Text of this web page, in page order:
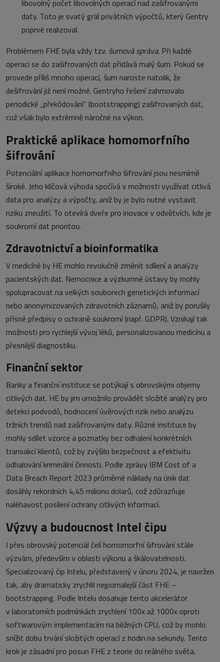
libovolný počet libovolných operací nad zašifrovanými
daty. Toto je svatý grál privátních výpočtů, který Gentry
poprvé realizoval.
Problémem FHE byla vždy tzv. šumová správa. Při každé
operaci se do zašifrovaných dat přidává malý šum. Pokud se
provede příliš mnoho operací, šum naroste natolik, že
dešifrování již není možné. Gentryho řešení zahrnovalo
periodické „překódování“ (bootstrapping) zašifrovaných dat,
což však bylo extrémně náročné na výkon.
Praktické aplikace homomorfního
šifrování
Potenciální aplikace homomorfního šifrování jsou nesmírně
široké. Jeho klíčová výhoda spočívá v možnosti využívat citlivá
data pro analýzy a výpočty, aniž by je bylo nutné vystavit
riziku zneužití. To otevírá dveře pro inovace v odvětvích, kde je
soukromí dat prioritou.
Zdravotnictví a bioinformatika
V medicíně by HE mohlo revolučně změnit sdílení a analýzy
pacientských dat. Nemocnice a výzkumné ústavy by mohly
spolupracovat na velkých souborech genetických informací
nebo anonymizovaných zdravotních záznamů, aniž by porušily
přísné předpisy o ochraně soukromí (např. GDPR). Vznikají tak
možnosti pro rychlejší vývoj léků, personalizovanou medicínu a
přesnější diagnostiku.
Finanční sektor
Banky a finanční instituce se potýkají s obrovskými objemy
citlivých dat. HE by jim umožnilo provádět složité analýzy pro
detekci podvodů, hodnocení úvěrových rizik nebo analýzu
tržních trendů nad zašifrovanými daty. Různé instituce by
mohly sdílet vzorce a poznatky bez odhalení konkrétních
transakcí klientů, což by zvýšilo bezpečnost a efektivitu
odhalování kriminální činnosti. Podle zprávy IBM Cost of a
Data Breach Report 2023 průměrné náklady na únik dat
dosáhly rekordních 4,45 milionu dolarů, což zdůrazňuje
naléhavost posílení ochrany citlivých informací.
Výzvy a budoucnost Intel čipu
I přes obrovský potenciál čelí homomorfní šifrování stále
výzvám, především v oblasti výkonu a škálovatelnosti.
Specializovaný čip Intelu, představený v únoru 2024, je navržen
tak, aby dramaticky zrychlil nejpomalejší část FHE –
bootstrapping. Podle Intelu dosahuje tento akcelerátor
v laboratorních podmínkách zrychlení 100x až 1000x oproti
softwarovým implementacím na běžných CPU, což by mohlo
snížit dobu trvání složitých operací z hodin na sekundy. Tento
krok je zásadní pro posun FHE z teorie do reálného světa.